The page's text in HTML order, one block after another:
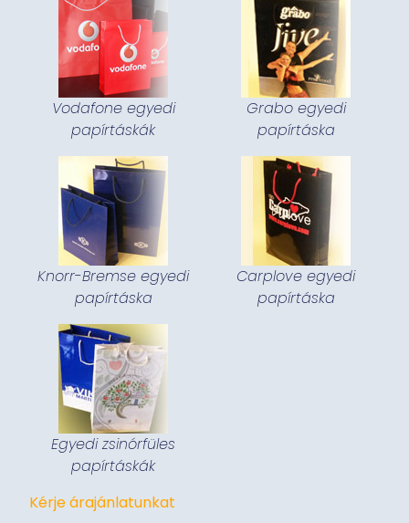
Vodafone egyedi
papírtáskák
Grabo egyedi
papírtáska
Knorr-Bremse egyedi
papírtáska
Carplove egyedi
papírtáska
Egyedi zsinórfüles
papírtáskák
Kérje árajánlatunkat